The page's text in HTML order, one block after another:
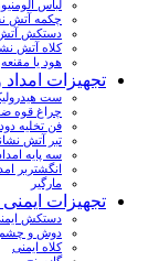
لباس
چکمه آتش
دستکش
کلاه آتش
هود یا مقنعه
تجهیزات
ست
چراغ قوه
فن تخلیه دود
تبر آتش
سه پایه امداد
انگشتربر
مارگیر
تجهیزات
دستکش
دوش و
کلاه ایمنی